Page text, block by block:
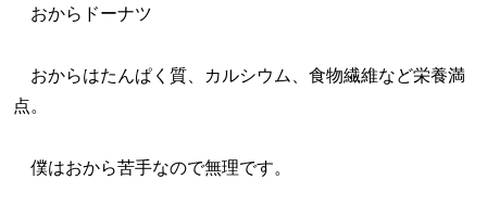
おからドーナツ
おからはたんぱく質、カルシウム、食物繊維など栄養満
点。
僕はおから苦手なので無理です。